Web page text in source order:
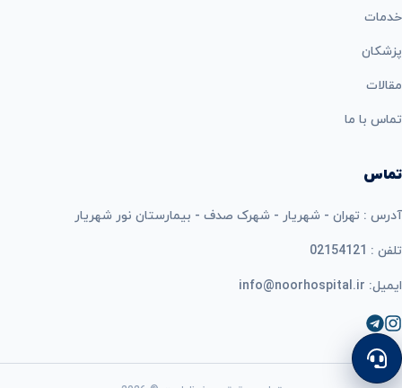
خدمات
پزشکان
مقالات
تماس با ما
تماس
آدرس : تهران - شهریار - شهرک صدف - بیمارستان نور شهریار
تلفن : 02154121
ایمیل: info@noorhospital.ir